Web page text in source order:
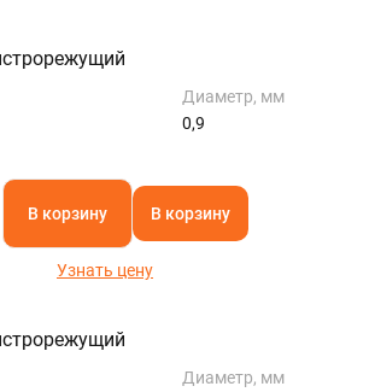
Диаметр, мм
0,9
В корзину В корзину
Узнать цену
Диаметр, мм